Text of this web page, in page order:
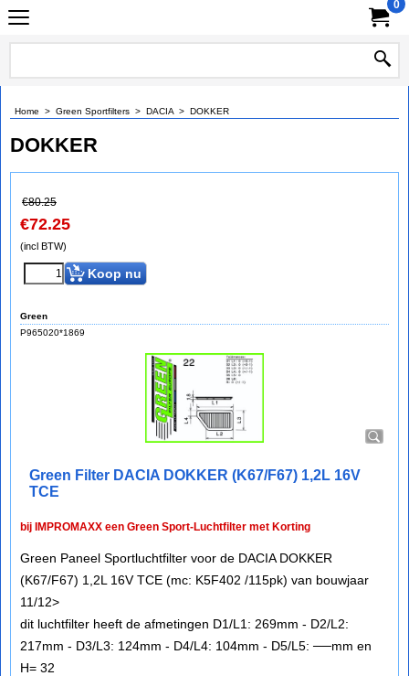
0
Home > Green Sportfilters > DACIA > DOKKER
DOKKER
€80.25
€72.25
(incl BTW)
Koop nu
Green
P965020*1869
Green Filter DACIA DOKKER (K67/F67) 1,2L 16V
TCE
bij IMPROMAXX een Green Sport-Luchtfilter met Korting
Green Paneel Sportluchtfilter voor de DACIA DOKKER
(K67/F67) 1,2L 16V TCE (mc: K5F402 /115pk) van bouwjaar
11/12>
dit luchtfilter heeft de afmetingen D1/L1: 269mm - D2/L2:
217mm - D3/L3: 124mm - D4/L4: 104mm - D5/L5: ──mm en
H= 32